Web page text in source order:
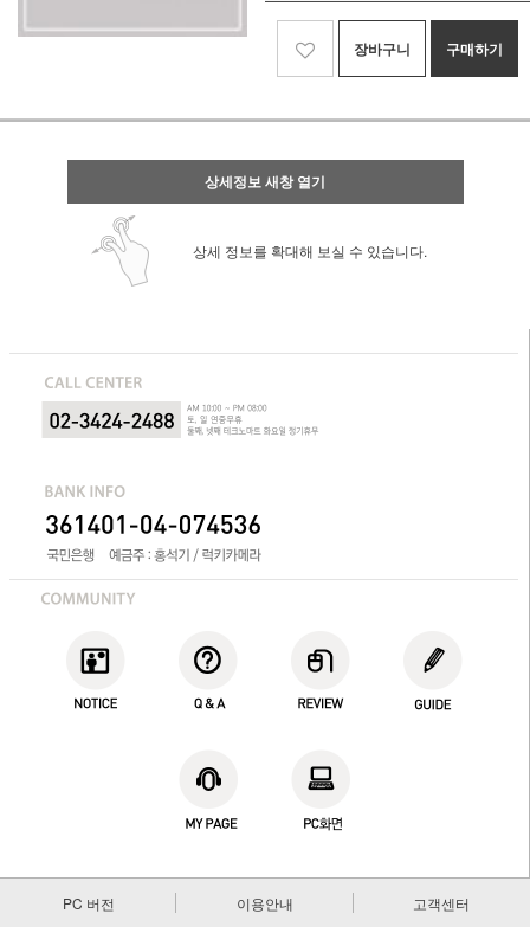
장바구니 구매하기
상세정보 새창 열기
상세 정보를 확대해 보실 수 있습니다.
PC 버전 이용안내 고객센터